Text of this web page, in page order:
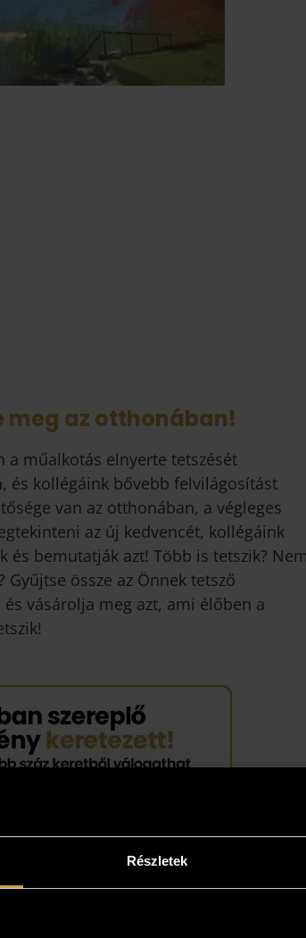
Részletek
meg az otthonában!
a műalkotás elnyerte tetszését
és kollégáink bővebb felvilágosítást
van az otthonában, a végleges
az új kedvencét, kollégáink
és bemutatják azt! Több is tetszik? Nem
Gyűjtse össze az Önnek tetsző
vásárolja meg azt, ami élőben a